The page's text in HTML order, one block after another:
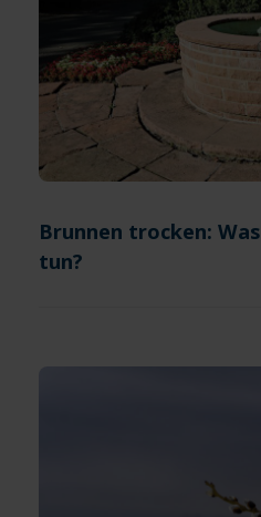
Brunnen trocken:
tun?